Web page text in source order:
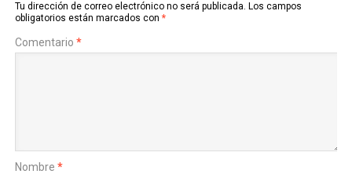
Tu dirección de correo electrónico no será publicada. Los campos
obligatorios están marcados con *
Comentario *
Nombre *